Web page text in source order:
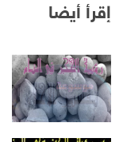
إقرأ أيضا